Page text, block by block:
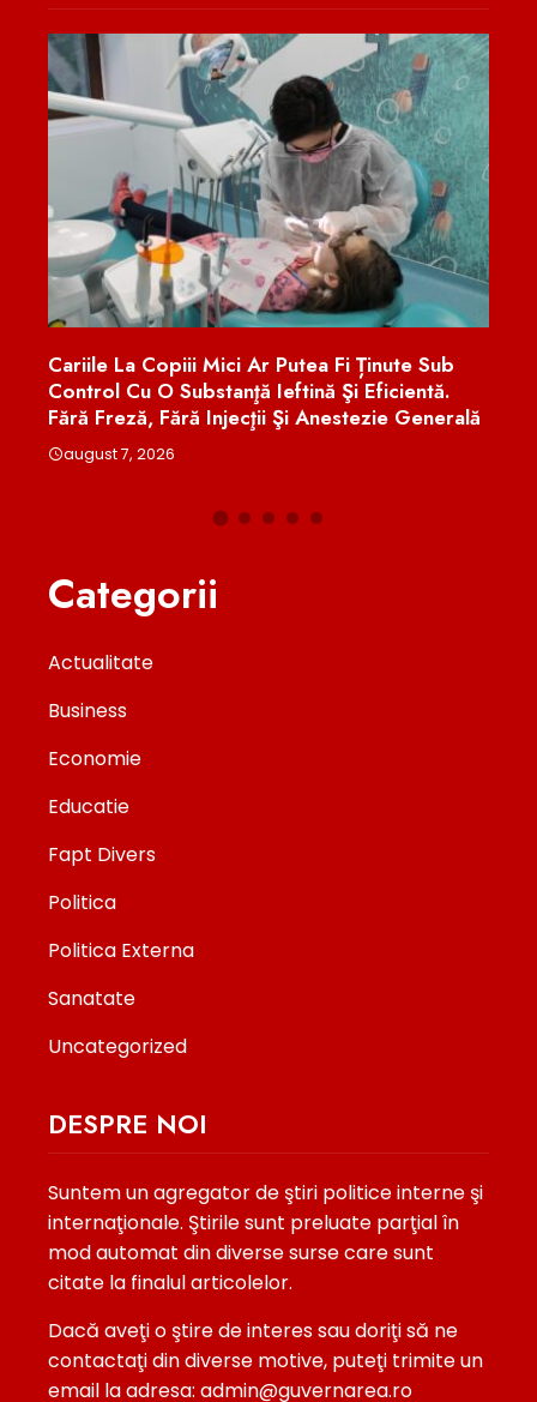
Cariile La Copiii Mici Ar Putea Fi Ținute Sub
Control Cu O Substanţă Ieftină Şi Eficientă.
Fără Freză, Fără Injecţii Şi Anestezie Generală
august 7, 2026
Categorii
Actualitate
Business
Economie
Educatie
Fapt Divers
Politica
Politica Externa
Sanatate
Uncategorized
DESPRE NOI
Suntem un agregator de ştiri politice interne şi
internaţionale. Ştirile sunt preluate parţial în
mod automat din diverse surse care sunt
citate la finalul articolelor.
Dacă aveţi o ştire de interes sau doriţi să ne
contactaţi din diverse motive, puteţi trimite un
email la adresa: admin@guvernarea.ro